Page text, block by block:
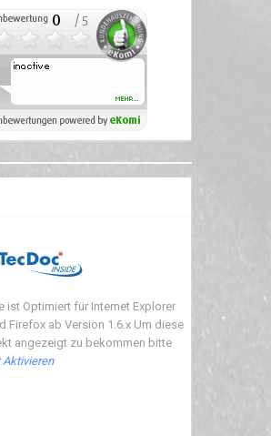
ist Optimiert für Internet Explorer
Firefox ab Version 1.6.x Um diese
angezeigt zu bekommen bitte
Aktivieren